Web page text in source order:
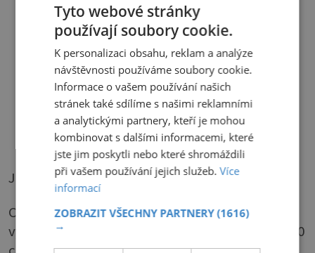
Jak přimět chryzantémy k bohatému kvetení
Chryzantémy můžeme pěstovat až metr
vysoké, ale také drobnější variety, dorůstající 30
Tyto webové stránky
používají soubory cookie.
K personalizaci obsahu, reklam a analýze
návštěvnosti používáme soubory cookie.
Informace o vašem používání našich
stránek také sdílíme s našimi reklamními
a analytickými partnery, kteří je mohou
kombinovat s dalšími informacemi, které
jste jim poskytli nebo které shromáždili
při vašem používání jejich služeb.Více
informací
ZOBRAZIT VŠECHNY PARTNERY(1616)
→